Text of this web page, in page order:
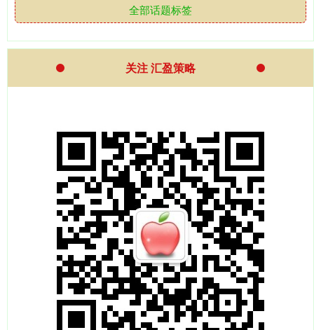
全部话题标签
关注 汇盈策略